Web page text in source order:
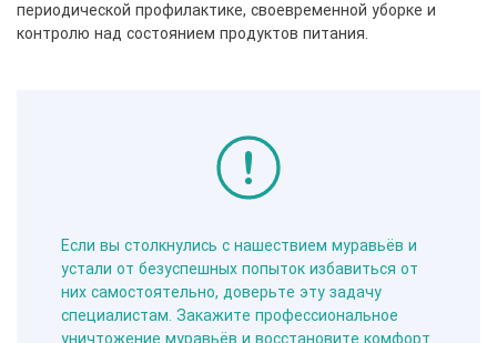
периодической профилактике, своевременной уборке и
контролю над состоянием продуктов питания.
Если вы столкнулись с нашествием муравьёв и
устали от безуспешных попыток избавиться от
них самостоятельно, доверьте эту задачу
специалистам. Закажите профессиональное
уничтожение муравьёв и восстановите комфорт